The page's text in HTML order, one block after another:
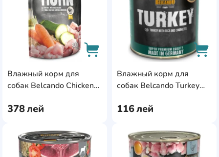
Влажный корм для
собак Belcando Chicken
378лей
AddCardToCart
Влажный корм для
собак Belcando Turkey
116лей
AddCardToFavourite